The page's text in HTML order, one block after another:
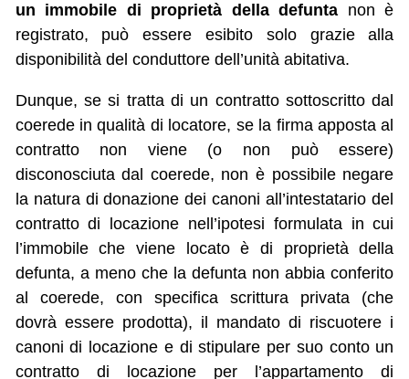
un immobile di proprietà della defunta non è
registrato, può essere esibito solo grazie alla
disponibilità del conduttore dell’unità abitativa.
Dunque, se si tratta di un contratto sottoscritto dal
coerede in qualità di locatore, se la firma apposta al
contratto non viene (o non può essere)
disconosciuta dal coerede, non è possibile negare
la natura di donazione dei canoni all’intestatario del
contratto di locazione nell’ipotesi formulata in cui
l’immobile che viene locato è di proprietà della
defunta, a meno che la defunta non abbia conferito
al coerede, con specifica scrittura privata (che
dovrà essere prodotta), il mandato di riscuotere i
canoni di locazione e di stipulare per suo conto un
contratto di locazione per l’appartamento di